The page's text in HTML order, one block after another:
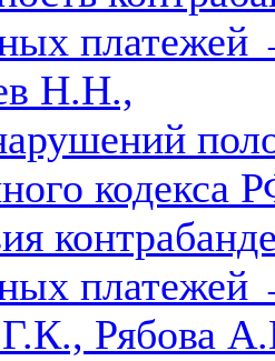
платежей
Н.Н.,
кодекса
платежей
Г.К., Рябова